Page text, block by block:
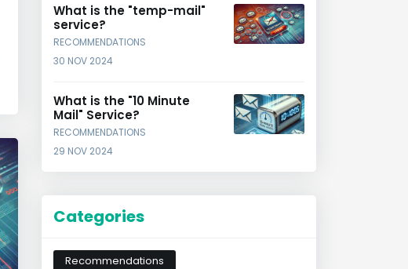
What is the "temp-mail"
service?
RECOMMENDATIONS
30 NOV 2024
What is the "10 Minute
Mail" Service?
RECOMMENDATIONS
29 NOV 2024
Categories
Recommendations